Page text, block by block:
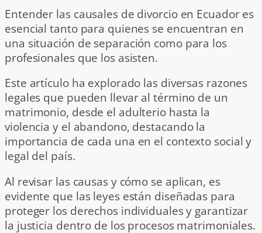
Entender las causales de divorcio en Ecuador es
esencial tanto para quienes se encuentran en
una situación de separación como para los
profesionales que los asisten.
Este artículo ha explorado las diversas razones
legales que pueden llevar al término de un
matrimonio, desde el adulterio hasta la
violencia y el abandono, destacando la
importancia de cada una en el contexto social y
legal del país.
Al revisar las causas y cómo se aplican, es
evidente que las leyes están diseñadas para
proteger los derechos individuales y garantizar
la justicia dentro de los procesos matrimoniales.